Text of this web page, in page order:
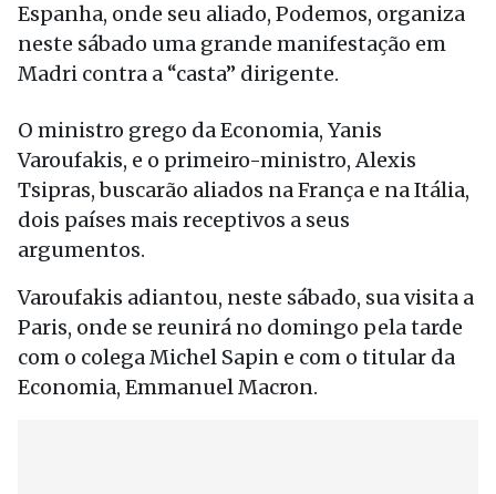
Espanha, onde seu aliado, Podemos, organiza
neste sábado uma grande manifestação em
Madri contra a “casta” dirigente.
O ministro grego da Economia, Yanis
Varoufakis, e o primeiro-ministro, Alexis
Tsipras, buscarão aliados na França e na Itália,
dois países mais receptivos a seus
argumentos.
Varoufakis adiantou, neste sábado, sua visita a
Paris, onde se reunirá no domingo pela tarde
com o colega Michel Sapin e com o titular da
Economia, Emmanuel Macron.